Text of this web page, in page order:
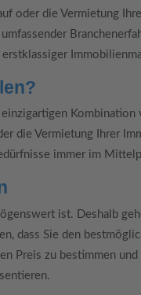
oder die Vermietung
Kombination
die Vermietung Ihrer
immer im
ist. Deshalb
dass Sie den
Preis zu bestimmen